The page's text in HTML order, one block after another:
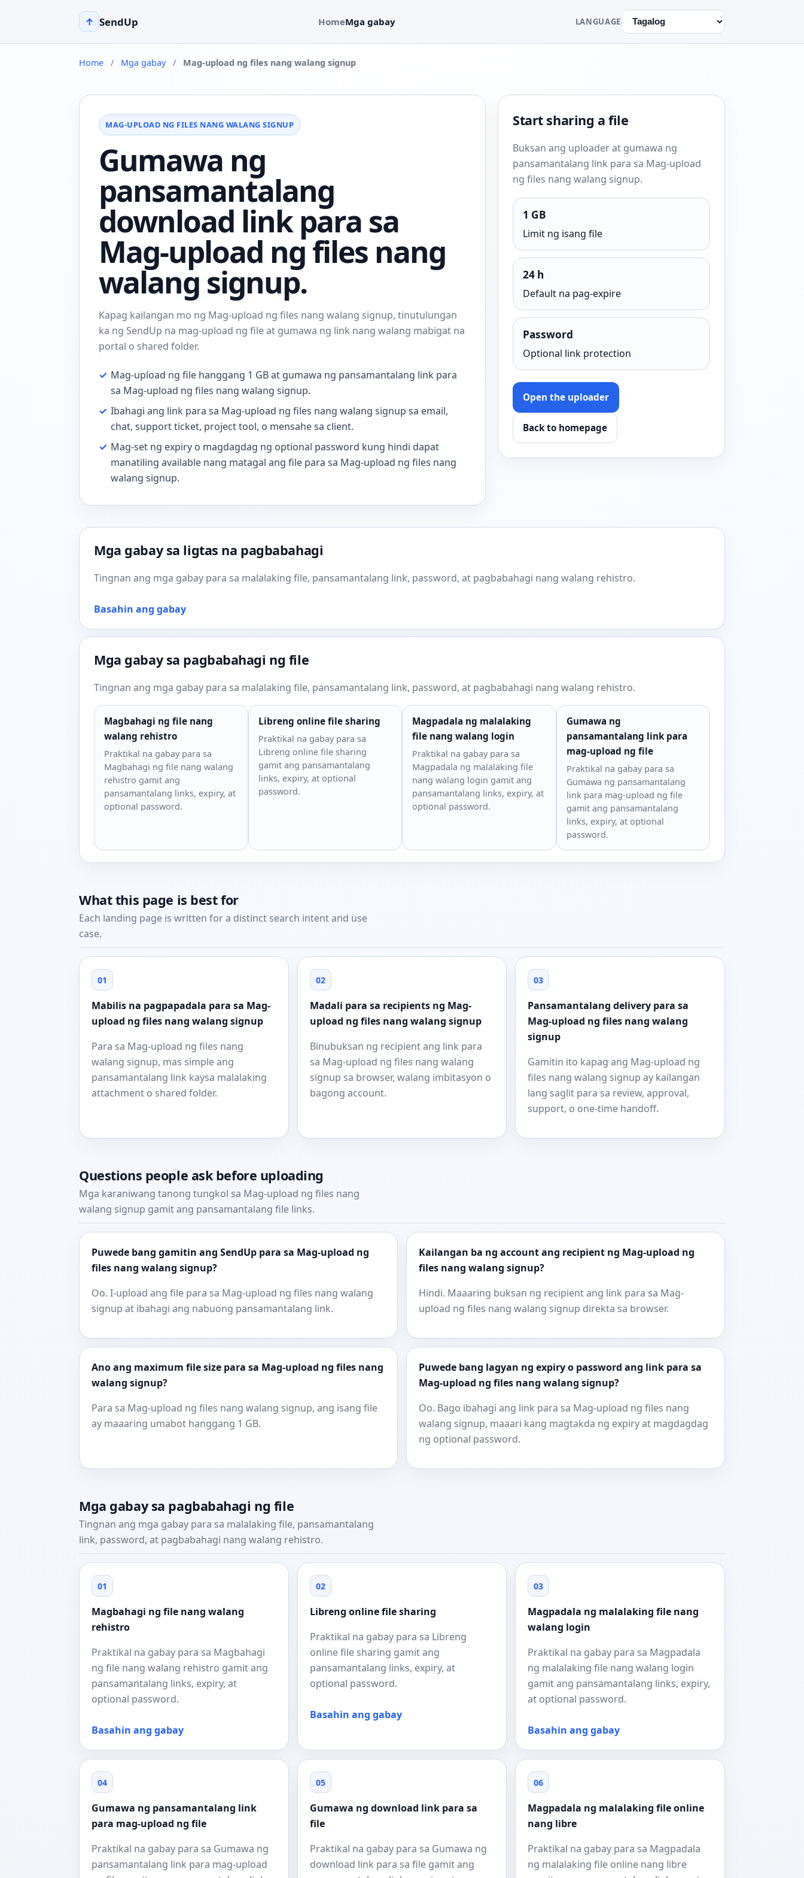
↑ SendUp HomeMga gabay LANGUAGE
Home / Mga gabay / Mag-upload ng files nang walang signup
MAG-UPLOAD NG FILES NANG WALANG SIGNUP
Gumawa ng
pansamantalang
download link para sa
Mag-upload ng files nang
walang signup.
Kapag kailangan mo ng Mag-upload ng files nang walang signup, tinutulungan
ka ng SendUp na mag-upload ng file at gumawa ng link nang walang mabigat na
portal o shared folder.
✓ Mag-upload ng file hanggang 1 GB at gumawa ng pansamantalang link para
sa Mag-upload ng files nang walang signup.
✓ Ibahagi ang link para sa Mag-upload ng files nang walang signup sa email,
chat, support ticket, project tool, o mensahe sa client.
✓ Mag-set ng expiry o magdagdag ng optional password kung hindi dapat
manatiling available nang matagal ang file para sa Mag-upload ng files nang
walang signup.
Start sharing a file
Buksan ang uploader at gumawa ng
pansamantalang link para sa Mag-upload
ng files nang walang signup.
1 GB
Limit ng isang file
24 h
Default na pag-expire
Password
Optional link protection
Open the uploader
Back to homepage
Mga gabay sa ligtas na pagbabahagi
Tingnan ang mga gabay para sa malalaking file, pansamantalang link, password, at pagbabahagi nang walang rehistro.
Basahin ang gabay
Mga gabay sa pagbabahagi ng file
Tingnan ang mga gabay para sa malalaking file, pansamantalang link, password, at pagbabahagi nang walang rehistro.
Magbahagi ng file nang
walang rehistro
Praktikal na gabay para sa
Magbahagi ng file nang walang
rehistro gamit ang
pansamantalang links, expiry, at
optional password.
Libreng online file sharing
Praktikal na gabay para sa
Libreng online file sharing
gamit ang pansamantalang
links, expiry, at optional
password.
Magpadala ng malalaking
file nang walang login
Praktikal na gabay para sa
Magpadala ng malalaking file
nang walang login gamit ang
pansamantalang links, expiry, at
optional password.
Gumawa ng
pansamantalang link para
mag-upload ng file
Praktikal na gabay para sa
Gumawa ng pansamantalang
link para mag-upload ng file
gamit ang pansamantalang
links, expiry, at optional
password.
What this page is best for
Each landing page is written for a distinct search intent and use
case.
01
Mabilis na pagpapadala para sa Mag-
upload ng files nang walang signup
Para sa Mag-upload ng files nang
walang signup, mas simple ang
pansamantalang link kaysa malalaking
attachment o shared folder.
02
Madali para sa recipients ng Mag-
upload ng files nang walang signup
Binubuksan ng recipient ang link para
sa Mag-upload ng files nang walang
signup sa browser, walang imbitasyon o
bagong account.
03
Pansamantalang delivery para sa
Mag-upload ng files nang walang
signup
Gamitin ito kapag ang Mag-upload ng
files nang walang signup ay kailangan
lang saglit para sa review, approval,
support, o one-time handoff.
Questions people ask before uploading
Mga karaniwang tanong tungkol sa Mag-upload ng files nang
walang signup gamit ang pansamantalang file links.
Puwede bang gamitin ang SendUp para sa Mag-upload ng
files nang walang signup?
Oo. I-upload ang file para sa Mag-upload ng files nang walang
signup at ibahagi ang nabuong pansamantalang link.
Kailangan ba ng account ang recipient ng Mag-upload ng
files nang walang signup?
Hindi. Maaaring buksan ng recipient ang link para sa Mag-
upload ng files nang walang signup direkta sa browser.
Ano ang maximum file size para sa Mag-upload ng files nang
walang signup?
Para sa Mag-upload ng files nang walang signup, ang isang file
ay maaaring umabot hanggang 1 GB.
Puwede bang lagyan ng expiry o password ang link para sa
Mag-upload ng files nang walang signup?
Oo. Bago ibahagi ang link para sa Mag-upload ng files nang
walang signup, maaari kang magtakda ng expiry at magdagdag
ng optional password.
Mga gabay sa pagbabahagi ng file
Tingnan ang mga gabay para sa malalaking file, pansamantalang
link, password, at pagbabahagi nang walang rehistro.
01
Magbahagi ng file nang walang
rehistro
Praktikal na gabay para sa Magbahagi
ng file nang walang rehistro gamit ang
pansamantalang links, expiry, at
optional password.
Basahin ang gabay
02
Libreng online file sharing
Praktikal na gabay para sa Libreng
online file sharing gamit ang
pansamantalang links, expiry, at
optional password.
Basahin ang gabay
03
Magpadala ng malalaking file nang
walang login
Praktikal na gabay para sa Magpadala
ng malalaking file nang walang login
gamit ang pansamantalang links, expiry,
at optional password.
Basahin ang gabay
04
Gumawa ng pansamantalang link
para mag-upload ng file
Praktikal na gabay para sa Gumawa ng
pansamantalang link para mag-upload
05
Gumawa ng download link para sa
file
Praktikal na gabay para sa Gumawa ng
download link para sa file gamit ang
06
Magpadala ng malalaking file online
nang libre
Praktikal na gabay para sa Magpadala
ng malalaking file online nang libre